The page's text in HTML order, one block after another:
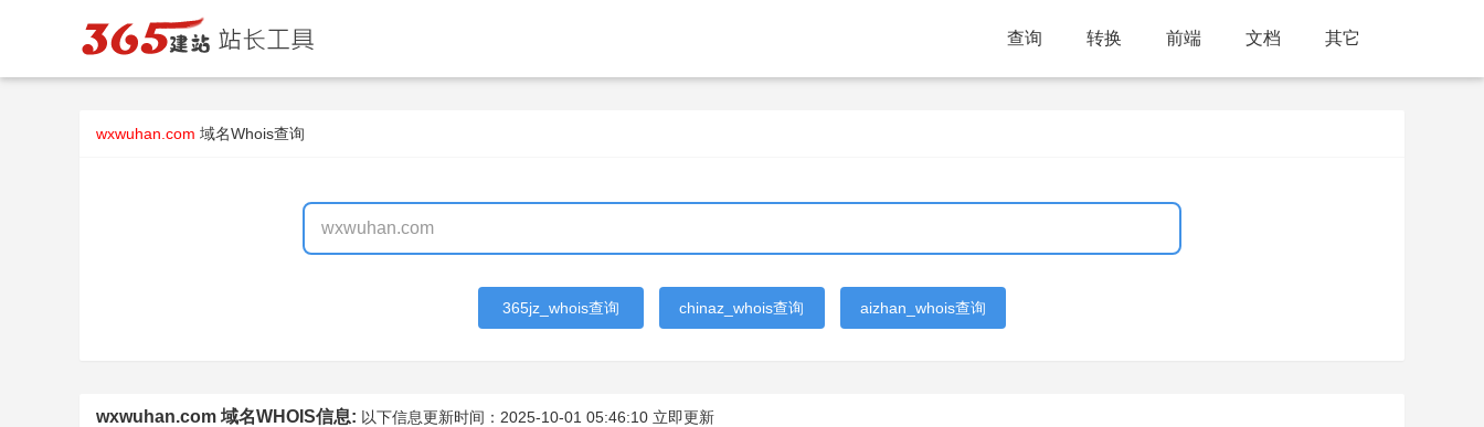
查询 转换 前端 文档 其它
wxwuhan.com 域名Whois查询
365jz_whois查询 chinaz_whois查询 aizhan_whois查询
wxwuhan.com 域名WHOIS信息: 以下信息更新时间： 2025-10-01 05:46:10 立即更新